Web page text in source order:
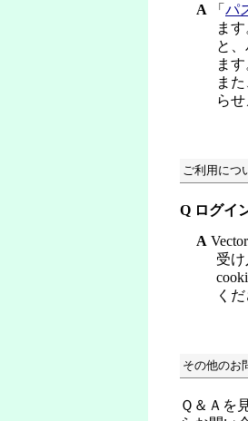
A 「 パ
ま
と
ます
ま
ら
ご利用につ
Q ログイ
A
受
くだ
その他のお
Ｑ＆Ａを